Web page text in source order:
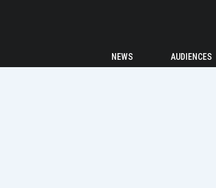
NEWS AUDIENCES